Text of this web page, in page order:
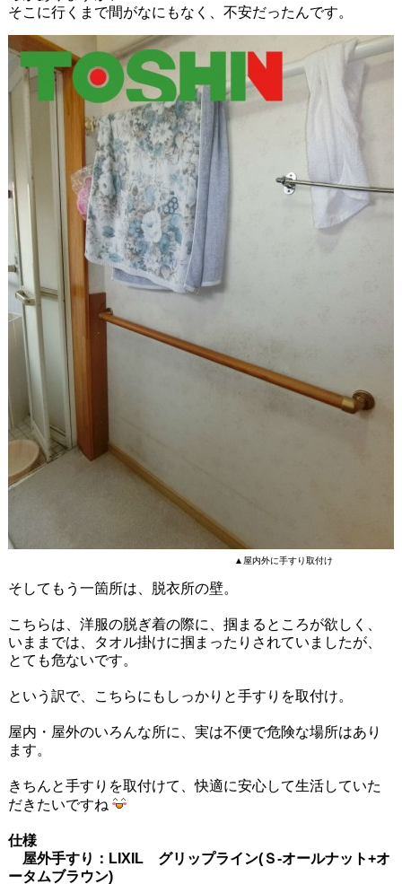
そこに行くまで間がなにもなく、不安だったんです。
▲屋内外に手すり取付け
そしてもう一箇所は、脱衣所の壁。
こちらは、洋服の脱ぎ着の際に、掴まるところが欲しく、
いままでは、タオル掛けに掴まったりされていましたが、
とても危ないです。
という訳で、こちらにもしっかりと手すりを取付け。
屋内・屋外のいろんな所に、実は不便で危険な場所はあり
ます。
きちんと手すりを取付けて、快適に安心して生活していた
だきたいですね
仕様
屋外手すり：LIXIL グリップライン(Ｓ-オールナット+オ
ータムブラウン)